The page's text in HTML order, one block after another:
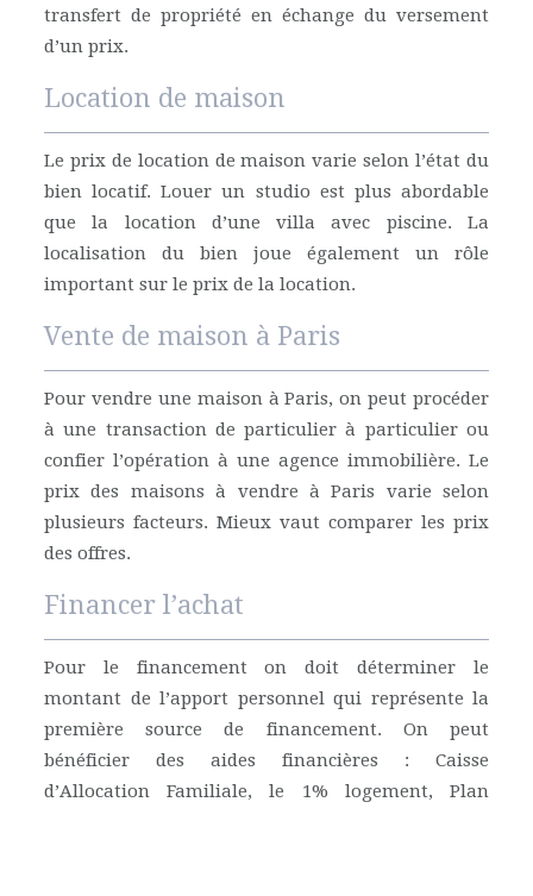
transfert de propriété en échange du versement
d’un prix.
Location de maison
Le prix de location de maison varie selon l’état du
bien locatif. Louer un studio est plus abordable
que la location d’une villa avec piscine. La
localisation du bien joue également un rôle
important sur le prix de la location.
Vente de maison à Paris
Pour vendre une maison à Paris, on peut procéder
à une transaction de particulier à particulier ou
confier l’opération à une agence immobilière. Le
prix des maisons à vendre à Paris varie selon
plusieurs facteurs. Mieux vaut comparer les prix
des offres.
Financer l’achat
Pour le financement on doit déterminer le
montant de l’apport personnel qui représente la
première source de financement. On peut
bénéficier des aides financières : Caisse
d’Allocation Familiale, le 1% logement, Plan